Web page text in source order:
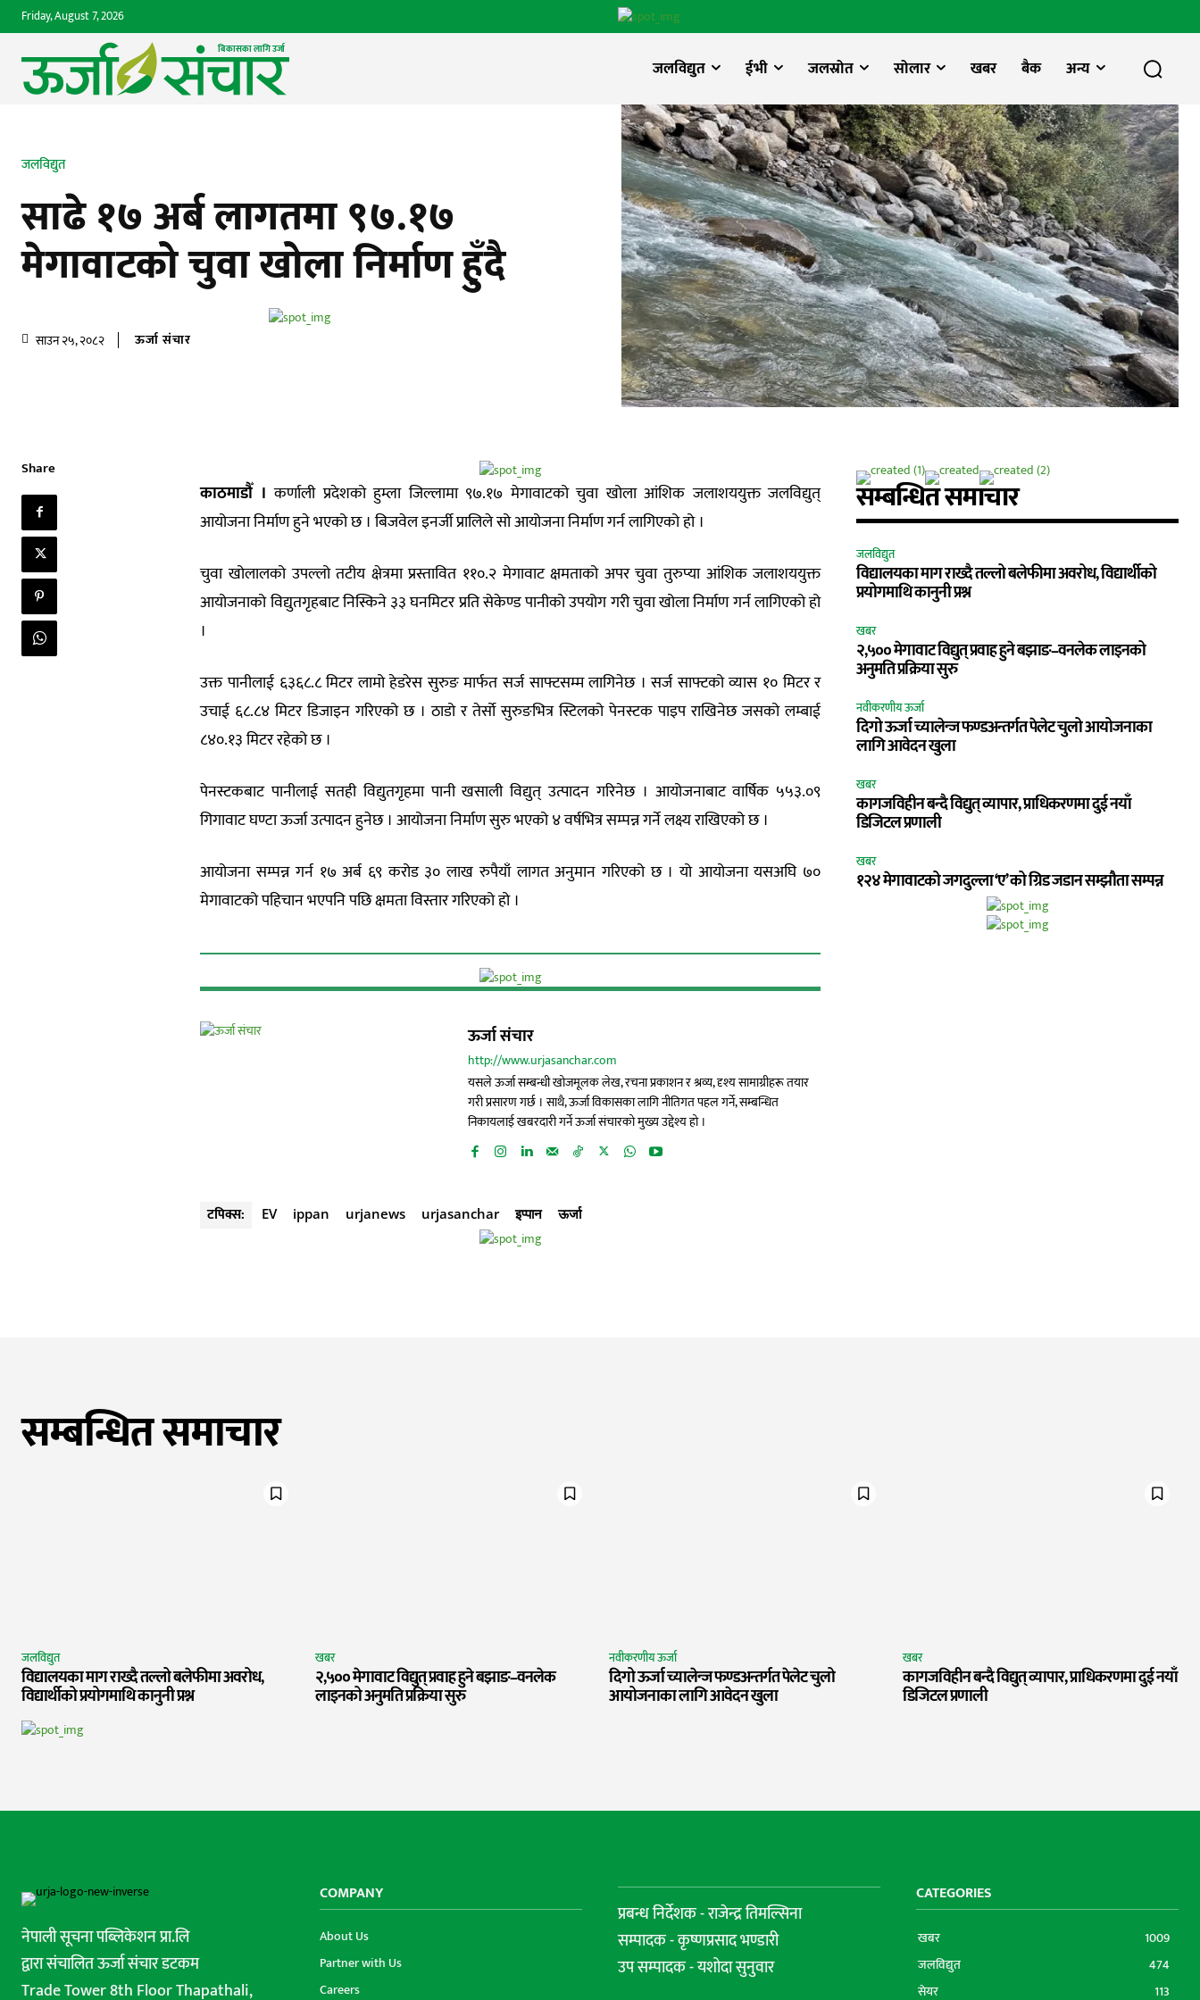
Friday, August 7, 2026
बिकासका लागि उर्जा
जलविद्युत ईभी जलस्रोत सोलार खबर बैक अन्य
जलविद्युत
साढे १७ अर्ब लागतमा ९७.१७
मेगावाटको चुवा खोला निर्माण हुँदै
साउन २५, २०८२ ऊर्जा संचार
Share
काठमाडौँ । कर्णाली प्रदेशको हुम्ला जिल्लामा ९७.१७ मेगावाटको चुवा खोला आंशिक जलाशययुक्त जलविद्युत्
आयोजना निर्माण हुने भएको छ । बिजवेल इनर्जी प्रालिले सो आयोजना निर्माण गर्न लागिएको हो ।
चुवा खोलालको उपल्लो तटीय क्षेत्रमा प्रस्तावित ११०.२ मेगावाट क्षमताको अपर चुवा तुरुप्या आंशिक जलाशययुक्त
आयोजनाको विद्युतगृहबाट निस्किने ३३ घनमिटर प्रति सेकेण्ड पानीको उपयोग गरी चुवा खोला निर्माण गर्न लागिएको हो
।
उक्त पानीलाई ६३६८.८ मिटर लामो हेडरेस सुरुङ मार्फत सर्ज साफ्टसम्म लागिनेछ । सर्ज साफ्टको व्यास १० मिटर र
उचाई ६८.८४ मिटर डिजाइन गरिएको छ । ठाडो र तेर्सो सुरुङभित्र स्टिलको पेनस्टक पाइप राखिनेछ जसको लम्बाई
८४०.१३ मिटर रहेको छ ।
पेनस्टकबाट पानीलाई सतही विद्युतगृहमा पानी खसाली विद्युत् उत्पादन गरिनेछ । आयोजनाबाट वार्षिक ५५३.०९
गिगावाट घण्टा ऊर्जा उत्पादन हुनेछ । आयोजना निर्माण सुरु भएको ४ वर्षभित्र सम्पन्न गर्ने लक्ष्य राखिएको छ ।
आयोजना सम्पन्न गर्न १७ अर्ब ६९ करोड ३० लाख रुपैयाँ लागत अनुमान गरिएको छ । यो आयोजना यसअघि ७०
मेगावाटको पहिचान भएपनि पछि क्षमता विस्तार गरिएको हो ।
ऊर्जा संचार
http://www.urjasanchar.com
यसले ऊर्जा सम्बन्धी खोजमूलक लेख, रचना प्रकाशन र श्रव्य, दृश्य सामाग्रीहरू तयार
गरी प्रसारण गर्छ । साथै, ऊर्जा विकासका लागि नीतिगत पहल गर्ने, सम्बन्धित
निकायलाई खबरदारी गर्ने ऊर्जा संचारको मुख्य उद्देश्य हो ।
टपिक्स: EV ippan urjanews urjasanchar इप्पान ऊर्जा
सम्बन्धित समाचार
जलविद्युत
विद्यालयका माग राख्दै तल्लो बलेफीमा अवरोध, विद्यार्थीको
प्रयोगमाथि कानुनी प्रश्न
खबर
२,५०० मेगावाट विद्युत् प्रवाह हुने बझाङ–वनलेक लाइनको
अनुमति प्रक्रिया सुरु
नवीकरणीय ऊर्जा
दिगो ऊर्जा च्यालेन्ज फण्डअन्तर्गत पेलेट चुलो आयोजनाका
लागि आवेदन खुला
खबर
कागजविहीन बन्दै विद्युत् व्यापार, प्राधिकरणमा दुई नयाँ
डिजिटल प्रणाली
खबर
१२४ मेगावाटको जगदुल्ला ‘ए’ को ग्रिड जडान सम्झौता सम्पन्न
सम्बन्धित समाचार
जलविद्युत
विद्यालयका माग राख्दै तल्लो बलेफीमा अवरोध,
विद्यार्थीको प्रयोगमाथि कानुनी प्रश्न
खबर
२,५०० मेगावाट विद्युत् प्रवाह हुने बझाङ–वनलेक
लाइनको अनुमति प्रक्रिया सुरु
नवीकरणीय ऊर्जा
दिगो ऊर्जा च्यालेन्ज फण्डअन्तर्गत पेलेट चुलो
आयोजनाका लागि आवेदन खुला
खबर
कागजविहीन बन्दै विद्युत् व्यापार, प्राधिकरणमा दुई नयाँ
डिजिटल प्रणाली
नेपाली सूचना पब्लिकेशन प्रा.लि
द्वारा संचालित ऊर्जा संचार डटकम
Trade Tower 8th Floor Thapathali,
COMPANY
About Us
Partner with Us
Careers
प्रबन्ध निर्देशक - राजेन्द्र तिमल्सिना
सम्पादक - कृष्णप्रसाद भण्डारी
उप सम्पादक - यशोदा सुनुवार
CATEGORIES
खबर
1009
जलविद्युत
474
सेयर
113